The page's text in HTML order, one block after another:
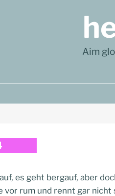
Aim
es geht bergauf, aber
vor rum und rennt gar